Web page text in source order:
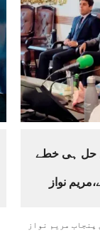
حل ہی خطے
نواز
پنجاب مریم نواز